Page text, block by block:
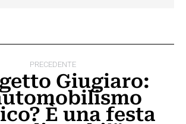
PRECEDENTE
Post
precedente:
Giugiaro:
È una festa